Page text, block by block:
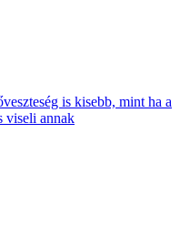
is kisebb, mint ha a
viseli annak